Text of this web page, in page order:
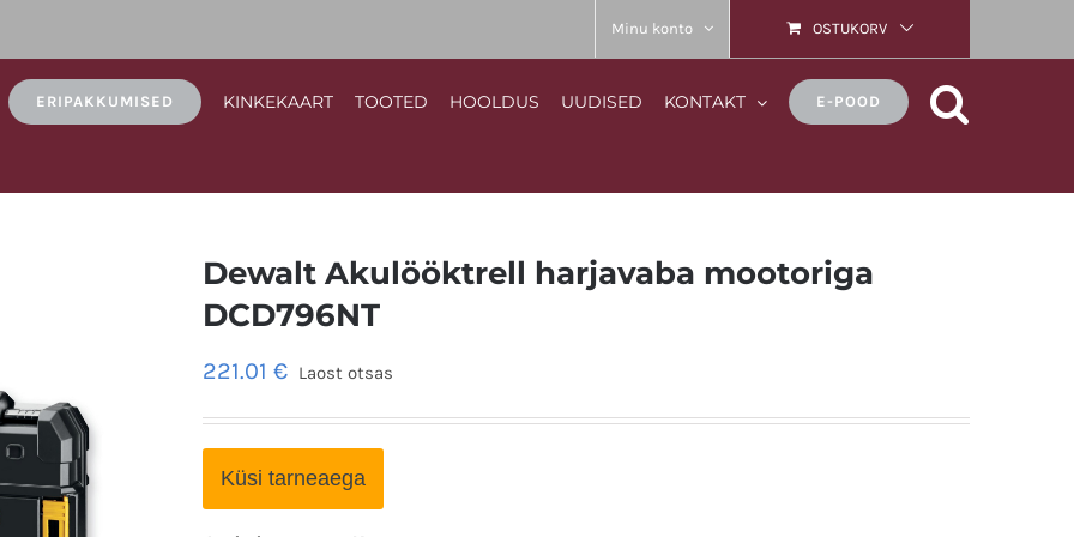
Minu konto OSTUKORV
ERIPAKKUMISED KINKEKAART TOOTED HOOLDUS UUDISED KONTAKT E-POOD
Dewalt Akulööktrell harjavaba mootoriga
DCD796NT
221.01 € Laost otsas
Küsi tarneaega